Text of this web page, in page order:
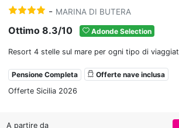
- MARINA DI BUTERA
Ottimo 8.3/10 Adonde Selection
Resort 4 stelle sul mare per ogni tipo di
Pensione Completa
Offerte nave inclusa
Offerte Sicilia 2026
A partire da